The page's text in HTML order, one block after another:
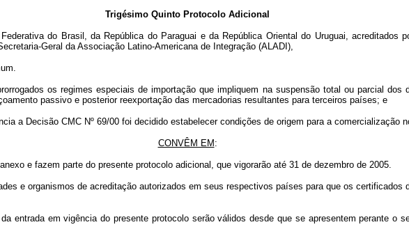
Trigésimo Quinto Protocolo Adicional
do Brasil, da República do Paraguai e da República Oriental do Uruguai, acreditados
Geral da Associação Latino-Americana de Integração (ALADI),
os regimes especiais de importação que impliquem na suspensão total ou parcial dos
passivo e posterior reexportação das mercadorias resultantes para terceiros países; e
Decisão CMC Nº 69/00 foi decidido estabelecer condições de origem para a comercialização
CONVÊM EM:
e fazem parte do presente protocolo adicional, que vigorarão até 31 de dezembro de 2005.
organismos de acreditação autorizados em seus respectivos países para que os certificados
em vigência do presente protocolo serão válidos desde que se apresentem perante o